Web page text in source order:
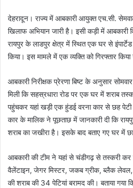
d
a
n
e
a
देहरादून। राज्य में आबकारी आयुक्त एच.सी.
खिलाफ अभियान जारी है। इसी कड़ी में आबकारी
रायपुर के लाडपुर क्षेत्र में स्थित एक घर से
किया। इस मामले में एक व्यक्ति को गिरफ्तार किया
आबकारी निरीक्षक प्रेरणा बिष्ट के अनुसार
मिली कि सहस्रधारा रोड पर एक घर में शराब
पहुंचकर यहां खड़ी एक हुंडई वरना कार से छह पेटी
कार के मालिक ने पूछताछ में जानकारी दी कि
शराब का जखीरा है। इसके बाद बताए गए घर में
आबकारी की टीम ने यहां से चंडीगढ़ से तस्करी कर
वैलेंटाइन, जेगर मिस्टर, जकब ग्रीक, ब्लैक लेवल,
की शराब की 34 पेटियां बरामद की। बताया